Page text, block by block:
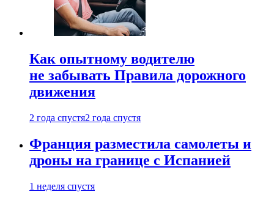
Как опытному водителю
не забывать Правила дорожного
движения
2 года спустя2 года спустя
Франция разместила самолеты и
дроны на границе с Испанией
1 неделя спустя